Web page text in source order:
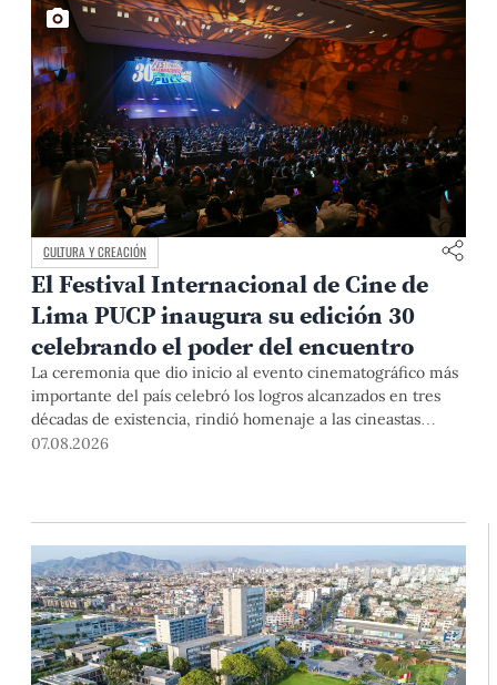
CULTURA Y CREACIÓN
El Festival Internacional de Cine de
Lima PUCP inaugura su edición 30
celebrando el poder del encuentro
La ceremonia que dio inicio al evento cinematográfico más
importante del país celebró los logros alcanzados en tres
décadas de existencia, rindió homenaje a las cineastas
Mariana Rondón y Marité Ugás, y planteó un llamado de
07.08.2026